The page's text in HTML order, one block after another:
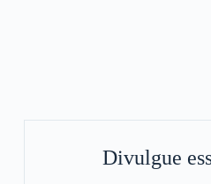
Divulgue